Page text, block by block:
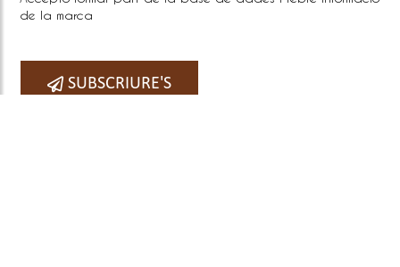
de la marca
SUBSCRIURE'S